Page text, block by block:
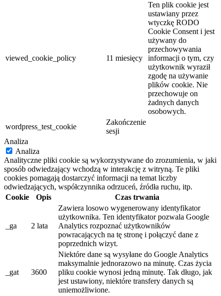
viewed_cookie_policy 11 miesięcy
Ten plik cookie jest
ustawiany przez
wtyczkę RODO
Cookie Consent i jest
używany do
przechowywania
informacji o tym, czy
użytkownik wyraził
zgodę na używanie
plików cookie. Nie
przechowuje on
żadnych danych
osobowych.
wordpress_test_cookie
Zakończenie
sesji
Analiza
Analiza
Analityczne pliki cookie są wykorzystywane do zrozumienia, w jaki
sposób odwiedzający wchodzą w interakcję z witryną. Te pliki
cookies pomagają dostarczyć informacji na temat liczby
odwiedzających, współczynnika odrzuceń, źródła ruchu, itp.
Cookie
Opis Czas trwania
_ga 2 lata
Zawiera losowo wygenerowany identyfikator
użytkownika. Ten identyfikator pozwala Google
Analytics rozpoznać użytkowników
powracających na tę stronę i połączyć dane z
poprzednich wizyt.
_gat 3600
Niektóre dane są wysyłane do Google Analytics
maksymalnie jednorazowo na minutę. Czas życia
pliku cookie wynosi jedną minutę. Tak długo, jak
jest ustawiony, niektóre transfery danych są
uniemożliwione.